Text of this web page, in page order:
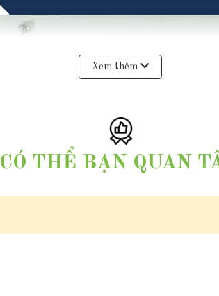
Xem thêm
CÓ THỂ BẠN QUAN